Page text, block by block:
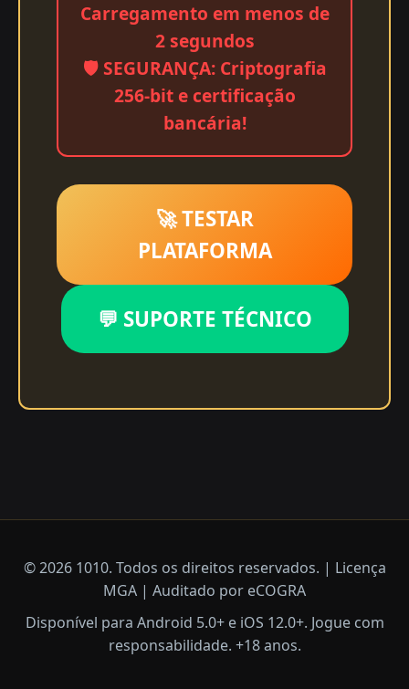
Carregamento em menos de
2 segundos
🛡️ SEGURANÇA: Criptografia
256-bit e certificação
bancária!
🚀 TESTAR
PLATAFORMA
💬 SUPORTE TÉCNICO
© 2026 1010. Todos os direitos reservados. | Licença
MGA | Auditado por eCOGRA
Disponível para Android 5.0+ e iOS 12.0+. Jogue com
responsabilidade. +18 anos.